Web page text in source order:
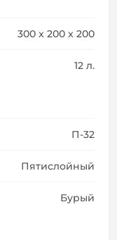
300 x 200 x 200
12 л.
П-32
Пятислойный
Бурый